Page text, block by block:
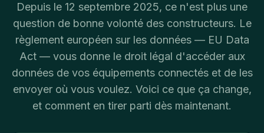
Depuis le 12 septembre 2025, ce n'est plus une
question de bonne volonté des constructeurs. Le
règlement européen sur les données — EU Data
Act — vous donne le droit légal d'accéder aux
données de vos équipements connectés et de les
envoyer où vous voulez. Voici ce que ça change,
et comment en tirer parti dès maintenant.